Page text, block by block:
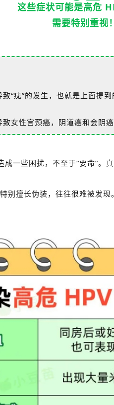
这些症状可能是高危
需要特别重视
“疣”的发生，也就是上面提
女性宫颈癌，阴道癌和会阴
一些困扰，不至于“要命”。
别擅长伪装，往往很难被发现